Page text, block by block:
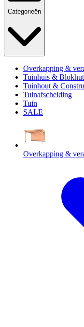
Categorieën
Overkapping &
Tuinhuis & Blokhut
Tuinhout &
Tuinafscheiding
Tuin
SALE
Overkapping &